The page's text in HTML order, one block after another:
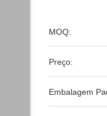
MOQ:
Preço:
Embalagem